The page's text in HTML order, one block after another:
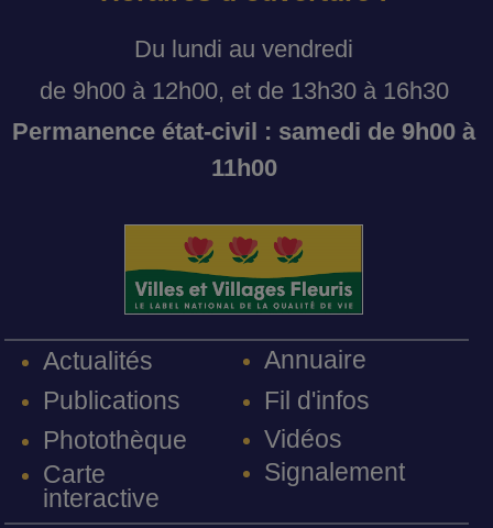
Du lundi au vendredi
de 9h00 à 12h00, et de 13h30 à 16h30
Permanence état-civil : samedi de 9h00 à
11h00
Actualités
Publications
Photothèque
Carte
interactive
Annuaire
Fil d'infos
Vidéos
Signalement